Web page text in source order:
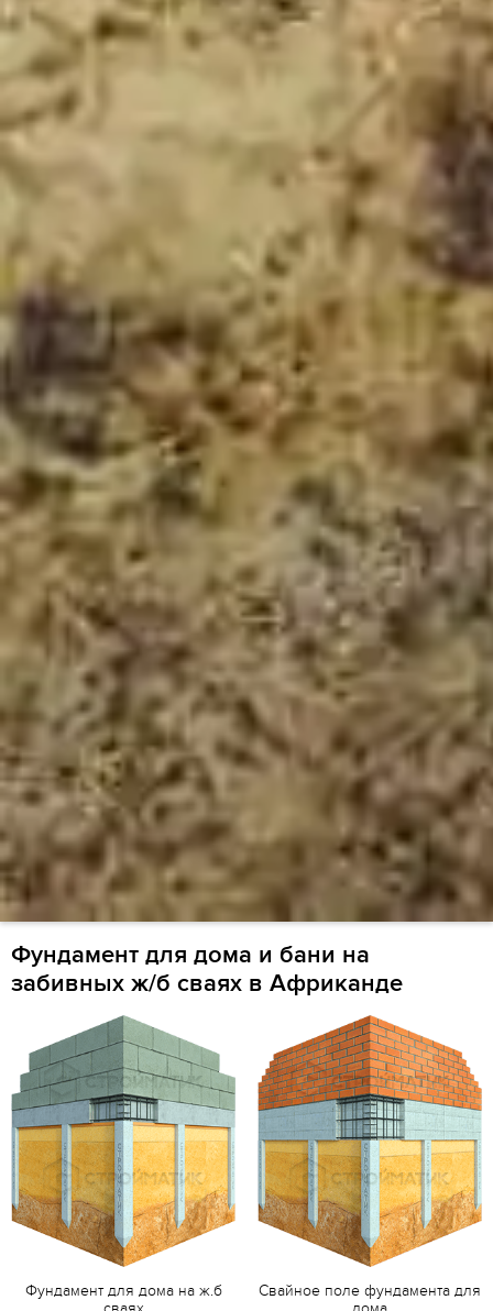
Фундамент для дома и бани на
забивных ж/б сваях в Африканде
Фундамент для дома на ж.б
Свайное поле фундамента для